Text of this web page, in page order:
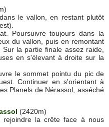
le vallon, en restant plutôt
Poursuivre toujours dans la
du vallon, puis en remontant
la partie finale assez raide,
en s'élevant à droite sur la
le sommet pointu du pic de
Continuer en s'orientant à
Planels de Nérassol, asséché
(2420m)
la crête face à nous